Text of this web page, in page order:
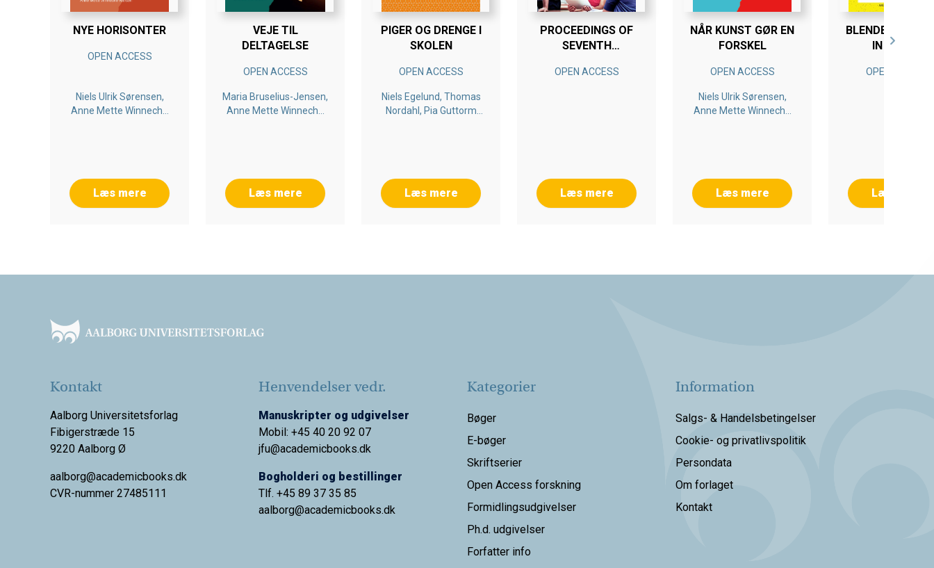
NYE HORISONTER
OPEN ACCESS
Niels Ulrik Sørensen,
Anne Mette Winneche
Læs mere
VEJE TIL
DELTAGELSE
OPEN ACCESS
Maria Bruselius-Jensen,
Anne Mette Winneche
Læs mere
PIGER OG DRENGE I
SKOLEN
OPEN ACCESS
Niels Egelund, Thomas
Nordahl, Pia Guttorm
Læs mere
PROCEEDINGS OF
SEVENTH
SYMPOSIUM ON
OPEN ACCESS
Læs mere
NÅR KUNST GØR EN
FORSKEL
OPEN ACCESS
Niels Ulrik Sørensen,
Anne Mette Winneche
Læs mere
BLENDED
IN HIGHER
OPEN ACCESS
Læs mere
Kontakt
Aalborg Universitetsforlag
Fibigerstræde 15
9220 Aalborg Ø
aalborg@academicbooks.dk
CVR-nummer 27485111
Henvendelser vedr.
Manuskripter og udgivelser
Mobil: +45 40 20 92 07
jfu@academicbooks.dk
Bogholderi og bestillinger
Tlf. +45 89 37 35 85
aalborg@academicbooks.dk
Kategorier
Bøger
E-bøger
Skriftserier
Open Access forskning
Formidlingsudgivelser
Ph.d. udgivelser
Forfatter info
Information
Salgs- & Handelsbetingelser
Cookie- og privatlivspolitik
Persondata
Om forlaget
Kontakt